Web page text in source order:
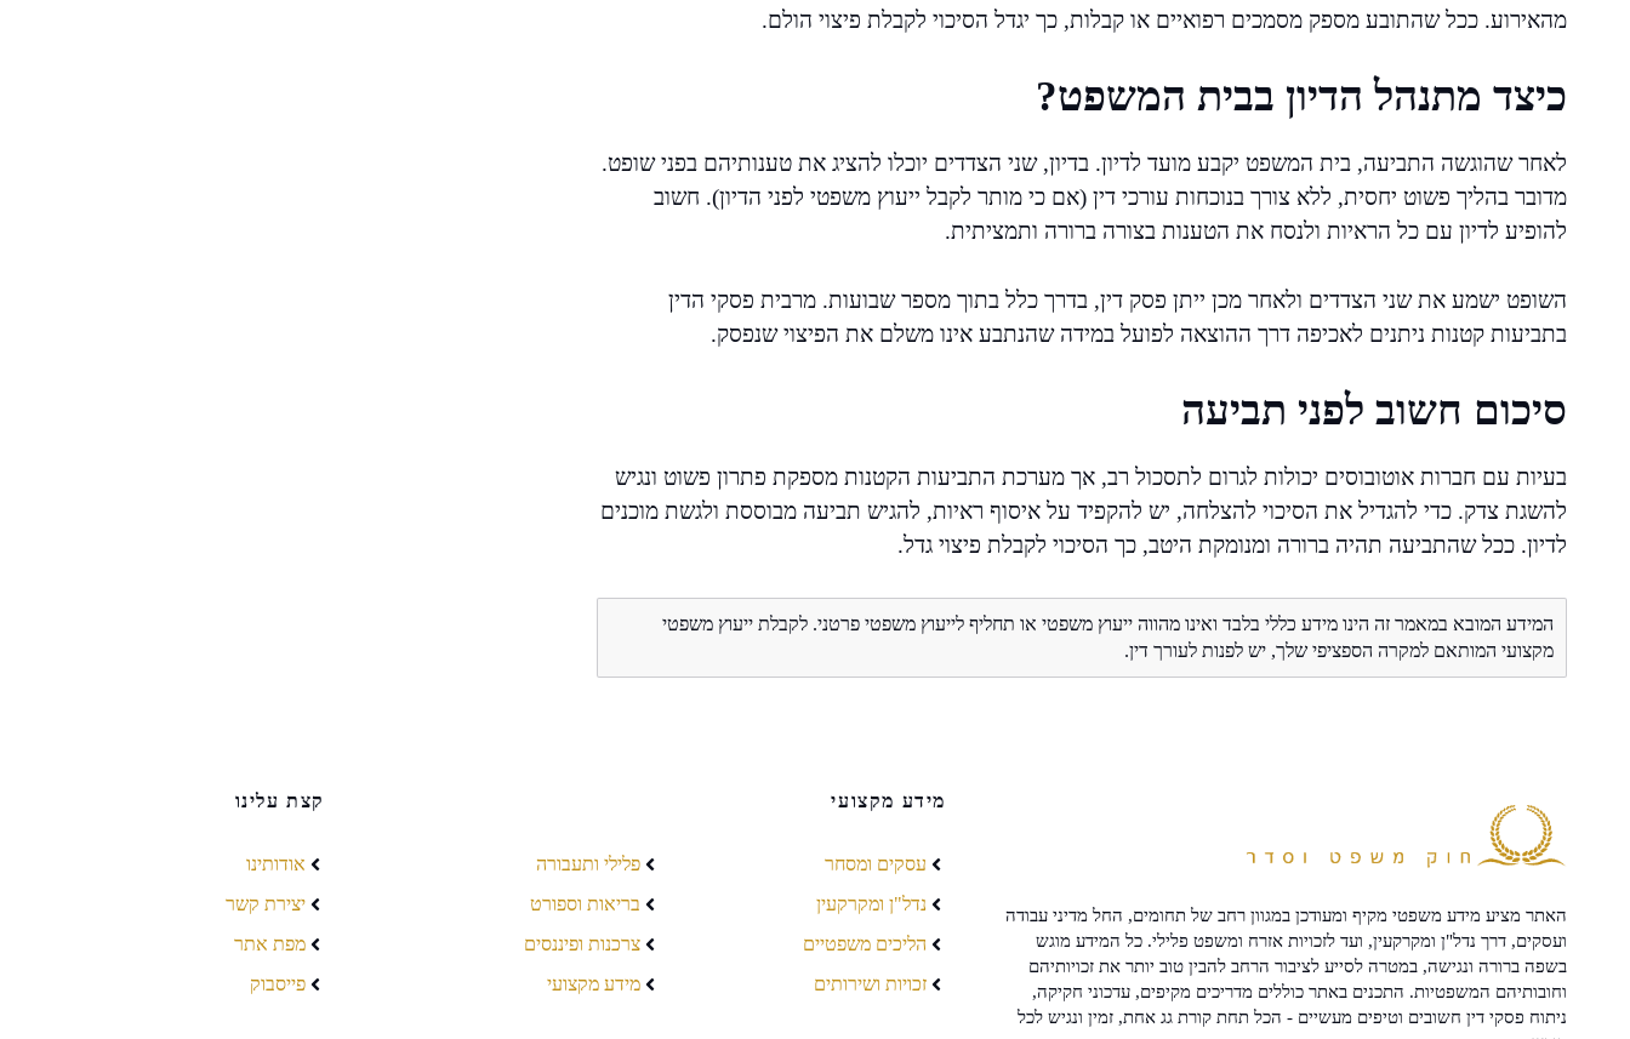
מהאירוע. ככל שהתובע מספק מסמכים רפואיים או קבלות, כך יגדל הסיכוי לקבלת פיצוי הולם.
כיצד מתנהל הדיון בבית המשפט?
לאחר שהוגשה התביעה, בית המשפט יקבע מועד לדיון. בדיון, שני הצדדים יוכלו להציג את טענותיהם בפני שופט.
מדובר בהליך פשוט יחסית, ללא צורך בנוכחות עורכי דין (אם כי מותר לקבל ייעוץ משפטי לפני הדיון). חשוב
להופיע לדיון עם כל הראיות ולנסח את הטענות בצורה ברורה ותמציתית.
השופט ישמע את שני הצדדים ולאחר מכן ייתן פסק דין, בדרך כלל בתוך מספר שבועות. מרבית פסקי הדין
בתביעות קטנות ניתנים לאכיפה דרך ההוצאה לפועל במידה שהנתבע אינו משלם את הפיצוי שנפסק.
סיכום חשוב לפני תביעה
בעיות עם חברות אוטובוסים יכולות לגרום לתסכול רב, אך מערכת התביעות הקטנות מספקת פתרון פשוט ונגיש
להשגת צדק. כדי להגדיל את הסיכוי להצלחה, יש להקפיד על איסוף ראיות, להגיש תביעה מבוססת ולגשת מוכנים
לדיון. ככל שהתביעה תהיה ברורה ומנומקת היטב, כך הסיכוי לקבלת פיצוי גדל.
המידע המובא במאמר זה הינו מידע כללי בלבד ואינו מהווה ייעוץ משפטי או תחליף לייעוץ משפטי פרטני. לקבלת ייעוץ משפטי
מקצועי המותאם למקרה הספציפי שלך, יש לפנות לעורך דין.
האתר מציע מידע משפטי מקיף ומעודכן במגוון רחב של תחומים, החל מדיני עבודה
ועסקים, דרך נדל"ן ומקרקעין, ועד לזכויות אזרח ומשפט פלילי. כל המידע מוגש
בשפה ברורה ונגישה, במטרה לסייע לציבור הרחב להבין טוב יותר את זכויותיהם
וחובותיהם המשפטיות. התכנים באתר כוללים מדריכים מקיפים, עדכוני חקיקה,
ניתוח פסקי דין חשובים וטיפים מעשיים - הכל תחת קורת גג אחת, זמין ונגיש לכל
מידע מקצועי
עסקים ומסחר
נדל"ן ומקרקעין
הליכים משפטיים
זכויות ושירותים
פלילי ותעבורה
בריאות וספורט
צרכנות ופיננסים
מידע מקצועי
קצת עלינו
אודותינו
יצירת קשר
מפת אתר
פייסבוק